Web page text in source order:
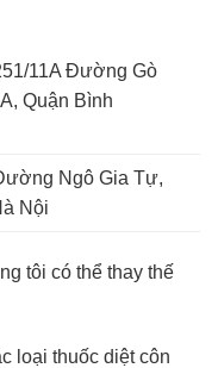
11A Đường Gò
Quận Bình
Ngô Gia Tự,
Nội
tôi có thể thay thế
loại thuốc diệt côn